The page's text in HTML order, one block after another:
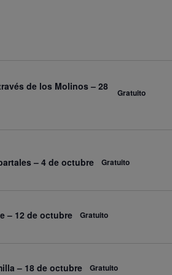
de los Molinos – 28
Gratuito
– 4 de octubre Gratuito
– 12 de octubre Gratuito
– 18 de octubre Gratuito